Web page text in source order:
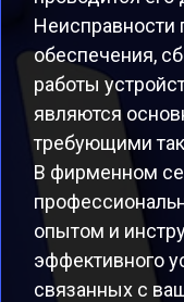
Неисправности
обеспечения,
работы
являются
требующими
В фирменном
опытом и
эффективного
связанных с